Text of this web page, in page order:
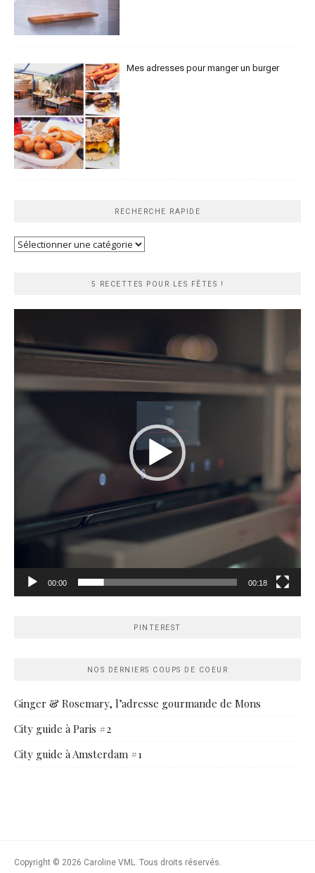
Mes adresses pour manger un burger
RECHERCHE RAPIDE
Recherche
5 RECETTES POUR LES FÊTES !
00:00 00:18
PINTEREST
NOS DERNIERS COUPS DE COEUR
Ginger & Rosemary, l’adresse gourmande de Mons
City guide à Paris #2
City guide à Amsterdam #1
Copyright © 2026 Caroline VML. Tous droits réservés.